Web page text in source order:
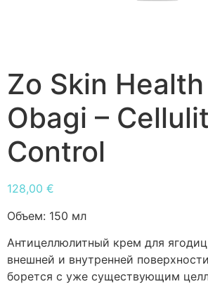
Zo Skin
Obagi –
Control
128,00 €
Объем: 150 мл
Антицеллюлитный крем для
внешней и внутренней
борется с уже существующим